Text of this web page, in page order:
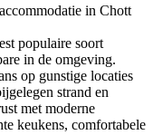
in Chott
populaire soort
in de omgeving.
op gunstige locaties
strand en
met moderne
keukens, comfortabele